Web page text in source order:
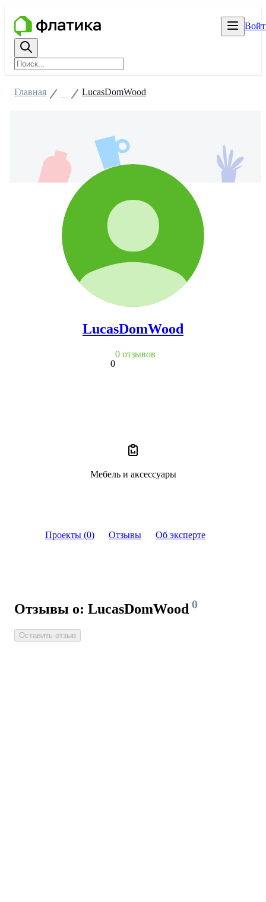
Проекты (0) Отзывы Об эксперте
Отзывы о: LucasDomWood 0
Оставить отзыв
Главная LucasDomWood
LucasDomWood
0
0 отзывов
Мебель и аксессуары